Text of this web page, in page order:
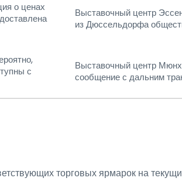
о ценах
Выставочный центр
из Дюссельдорфа
с
Выставочный центр
сообщение с дальним
торговых ярмарок на